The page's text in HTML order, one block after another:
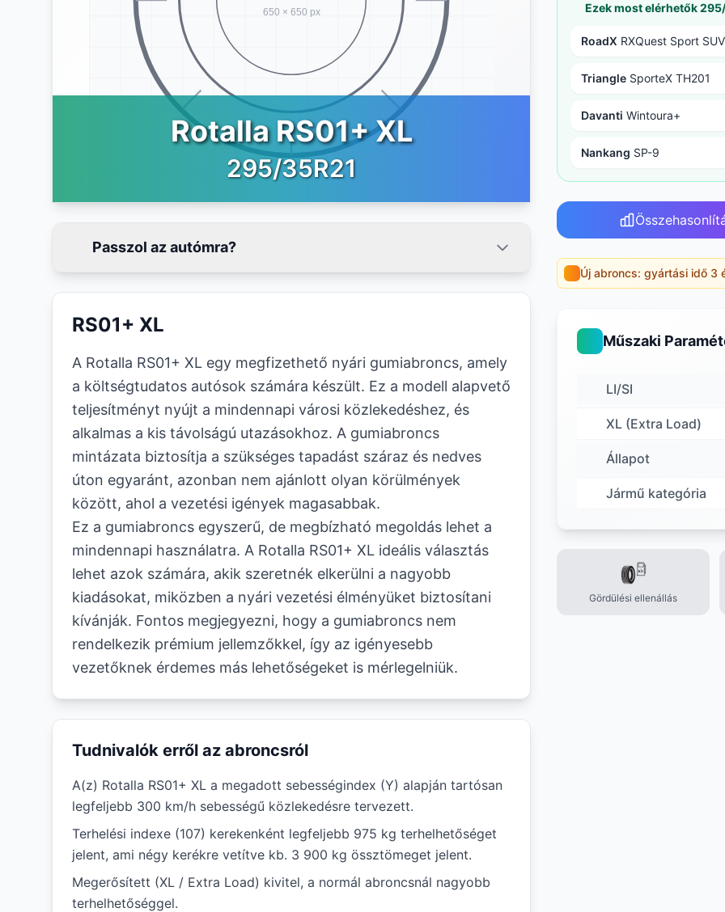
Rotalla RS01+ XL
295/35R21
Passzol az autómra?
RS01+ XL
A Rotalla RS01+ XL egy megfizethető nyári gumiabroncs, amely
a költségtudatos autósok számára készült. Ez a modell alapvető
teljesítményt nyújt a mindennapi városi közlekedéshez, és
alkalmas a kis távolságú utazásokhoz. A gumiabroncs
mintázata biztosítja a szükséges tapadást száraz és nedves
úton egyaránt, azonban nem ajánlott olyan körülmények
között, ahol a vezetési igények magasabbak.
Ez a gumiabroncs egyszerű, de megbízható megoldás lehet a
mindennapi használatra. A Rotalla RS01+ XL ideális választás
lehet azok számára, akik szeretnék elkerülni a nagyobb
kiadásokat, miközben a nyári vezetési élményüket biztosítani
kívánják. Fontos megjegyezni, hogy a gumiabroncs nem
rendelkezik prémium jellemzőkkel, így az igényesebb
vezetőknek érdemes más lehetőségeket is mérlegelniük.
Tudnivalók erről az abroncsról
A(z) Rotalla RS01+ XL a megadott sebességindex (Y) alapján tartósan
legfeljebb 300 km/h sebességű közlekedésre tervezett.
Terhelési indexe (107) kerekenként legfeljebb 975 kg terhelhetőséget
jelent, ami négy kerékre vetítve kb. 3 900 kg össztömeget jelent.
Megerősített (XL / Extra Load) kivitel, a normál abroncsnál nagyobb
terhelhetőséggel.
Ezek most elérhetők
RoadX RXQuest Sport SUV
Triangle SporteX TH201
Davanti Wintoura+
Nankang SP-9
Új abroncs: gyártási idő 3
Műszaki
LI/SI
XL (Extra Load)
Állapot
Jármű kategória
Gördülési ellenállás